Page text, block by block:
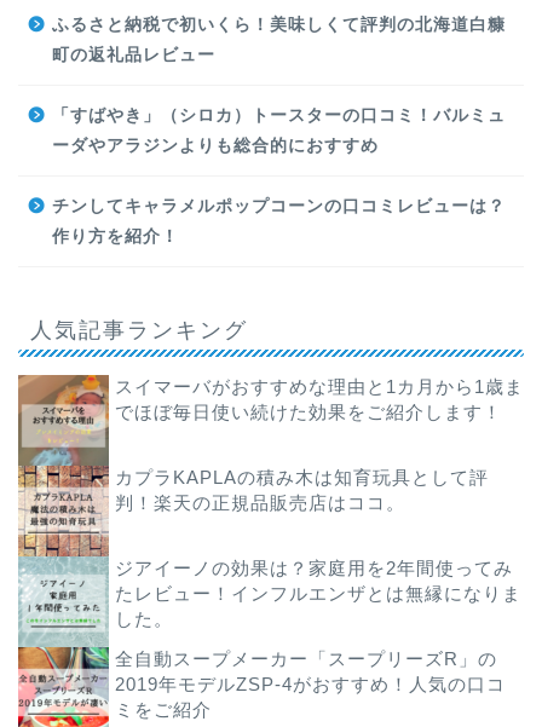
ふるさと納税で初いくら！美味しくて評判の北海道白糠
町の返礼品レビュー
「すばやき」（シロカ）トースターの口コミ！バルミュ
ーダやアラジンよりも総合的におすすめ
チンしてキャラメルポップコーンの口コミレビューは？
作り方を紹介！
人気記事ランキング
スイマーバがおすすめな理由と1カ月から1歳ま
でほぼ毎日使い続けた効果をご紹介します！
カプラKAPLAの積み木は知育玩具として評
判！楽天の正規品販売店はココ。
ジアイーノの効果は？家庭用を2年間使ってみ
たレビュー！インフルエンザとは無縁になりま
した。
全自動スープメーカー「スープリーズR」の
2019年モデルZSP-4がおすすめ！人気の口コ
ミをご紹介